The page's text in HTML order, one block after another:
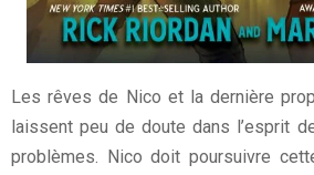
Les rêves de Nico et la dernière
laissent peu de doute dans l’esprit
problèmes. Nico doit poursuivre